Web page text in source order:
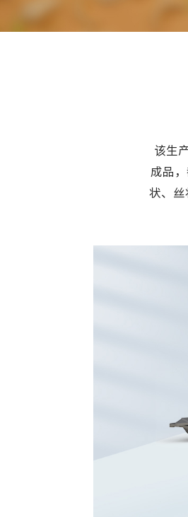
该生
成品
状、丝